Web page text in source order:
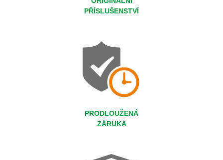
PŘÍSLUŠENSTVÍ
PRODLOUŽENÁ
ZÁRUKA